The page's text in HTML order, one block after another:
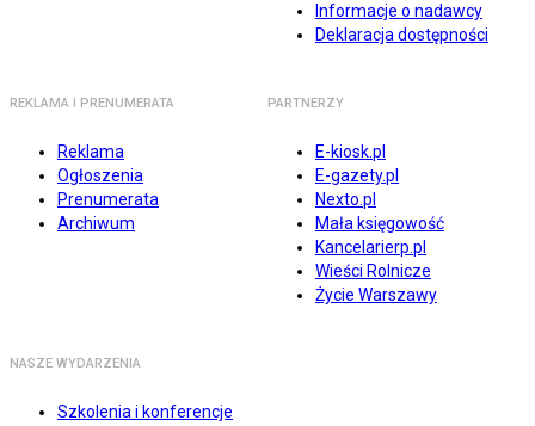
Informacje o nadawcy
Deklaracja dostępności
REKLAMA I PRENUMERATA
Reklama
Ogłoszenia
Prenumerata
Archiwum
PARTNERZY
E-kiosk.pl
E-gazety.pl
Nexto.pl
Mała księgowość
Kancelarierp.pl
Wieści Rolnicze
Życie Warszawy
NASZE WYDARZENIA
Szkolenia i konferencje